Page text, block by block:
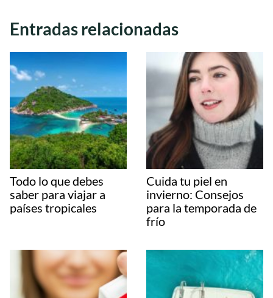
Entradas relacionadas
Todo lo que debes
saber para viajar a
países tropicales
Cuida tu piel en
invierno: Consejos
para la temporada de
frío